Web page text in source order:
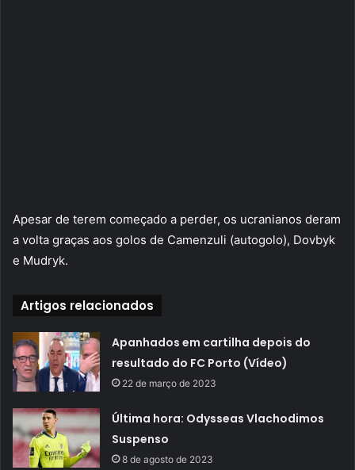
Apesar de terem começado a perder, os ucranianos deram
a volta graças aos golos de Camenzuli (autogolo), Dovbyk
e Mudryk.
Artigos relacionados
Apanhados em cartilha depois do
resultado do FC Porto (Vídeo)
22 de março de 2023
Última hora: Odysseas Vlachodimos
Suspenso
8 de agosto de 2023